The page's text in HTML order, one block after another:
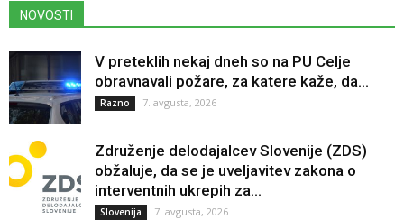
NOVOSTI
V preteklih nekaj dneh so na PU Celje
obravnavali požare, za katere kaže, da...
Razno 7. avgusta, 2026
Združenje delodajalcev Slovenije (ZDS)
obžaluje, da se je uveljavitev zakona o
interventnih ukrepih za...
Slovenija 7. avgusta, 2026